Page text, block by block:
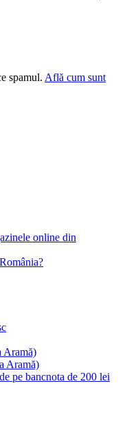
spamul. Află cum sunt
online din
Aramă)
Aramă)
pe bancnota de 200 lei